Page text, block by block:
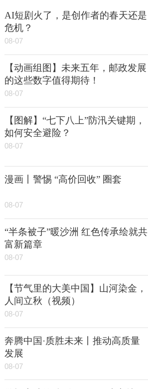
AI短剧火了，是创作者的春天还是
危机？
08-07
【动画组图】未来五年，邮政发展
的这些数字值得期待！
08-07
【图解】“七下八上”防汛关键期，
如何安全避险？
08-07
漫画丨警惕 “高价回收” 圈套
08-07
“半条被子”暖沙洲 红色传承绘就共
富新篇章
08-07
【节气里的大美中国】山河染金，
人间立秋（视频）
08-07
奔腾中国·质胜未来丨推动高质量
发展
08-07